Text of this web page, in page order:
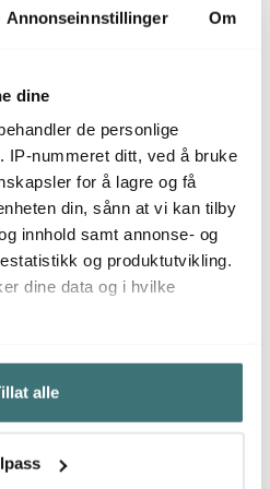
Annonseinnstillinger Om
dine
de personlige
IP-nummeret ditt, ved å bruke
for å lagre og få
din, sånn at vi kan tilby
innhold samt annonse- og
og produktutvikling.
dine data og i hvilke
gjerne:
den geografiske
kan være nøyaktig innenfor
ved å aktivt skanne den for
alle
Tenderflame
Breeze lykt 8 cm 2 stk
grå
499 kr
også liker